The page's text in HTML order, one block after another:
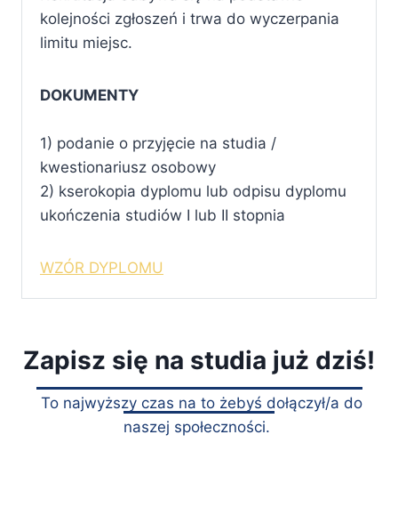
kolejności zgłoszeń i trwa do wyczerpania
limitu miejsc.
DOKUMENTY
1) podanie o przyjęcie na studia /
kwestionariusz osobowy
2) kserokopia dyplomu lub odpisu dyplomu
ukończenia studiów I lub II stopnia
WZÓR DYPLOMU
Zapisz się na studia już dziś!
To najwyższy czas na to żebyś dołączył/a do
naszej społeczności.